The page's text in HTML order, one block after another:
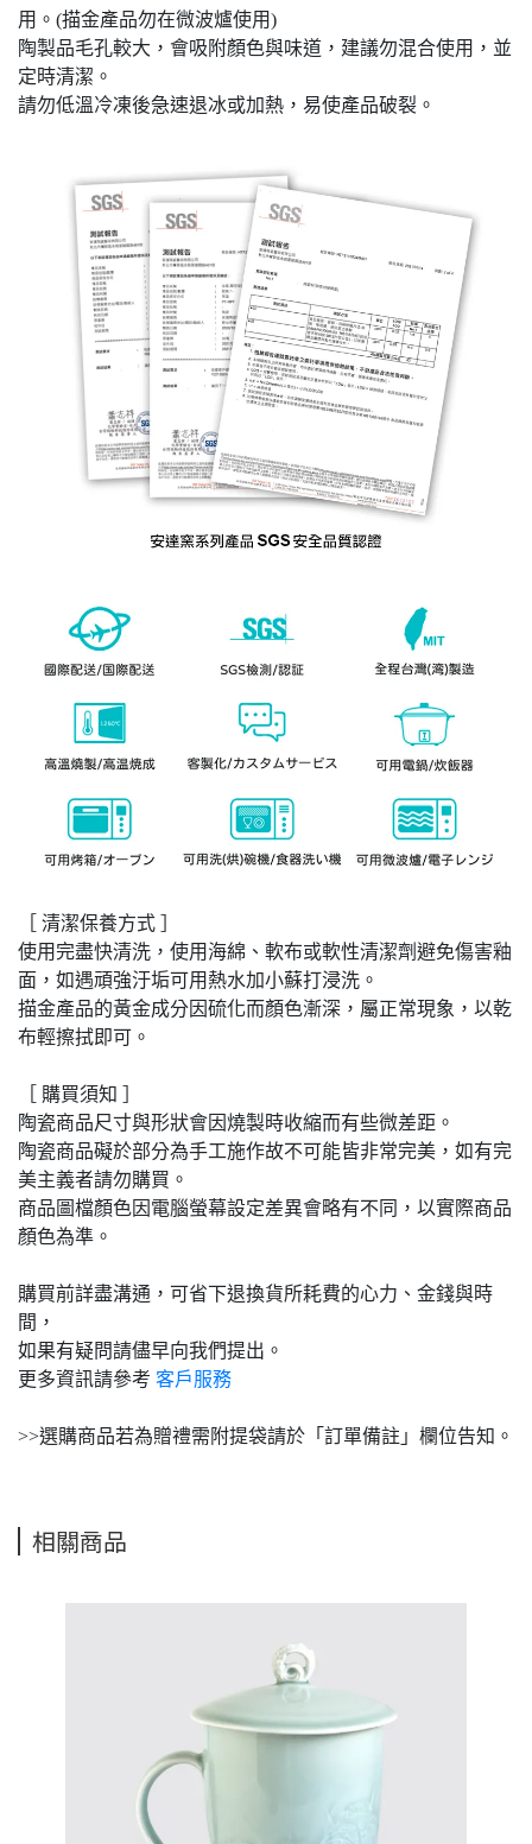
用。(描金產品勿在微波爐使用)
陶製品毛孔較大，會吸附顏色與味道，建議勿混合使用，並
定時清潔。
請勿低溫冷凍後急速退冰或加熱，易使產品破裂。
［ 清潔保養方式 ］
使用完盡快清洗，使用海綿、軟布或軟性清潔劑避免傷害釉
面，如遇頑強汙垢可用熱水加小蘇打浸洗。
描金產品的黃金成分因硫化而顏色漸深，屬正常現象，以乾
布輕擦拭即可。
［ 購買須知 ］
陶瓷商品尺寸與形狀會因燒製時收縮而有些微差距。
陶瓷商品礙於部分為手工施作故不可能皆非常完美，如有完
美主義者請勿購買。
商品圖檔顏色因電腦螢幕設定差異會略有不同，以實際商品
顏色為準。
購買前詳盡溝通，可省下退換貨所耗費的心力、金錢與時
間，
如果有疑問請儘早向我們提出。
更多資訊請參考 客戶服務
>>選購商品若為贈禮需附提袋請於「訂單備註」欄位告知。
相關商品